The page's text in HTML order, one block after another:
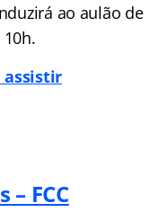
ao aulão de
assistir
FCC